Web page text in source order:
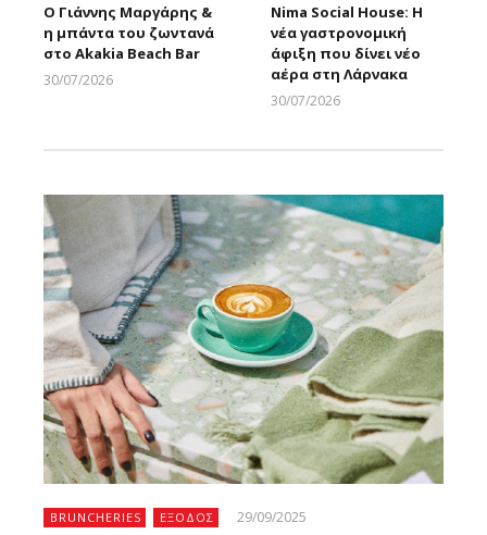
Ο Γιάννης Μαργάρης &
η μπάντα του ζωντανά
στο Akakia Beach Bar
30/07/2026
Nima Social House: Η
νέα γαστρονομική
άφιξη που δίνει νέο
αέρα στη Λάρνακα
30/07/2026
BRUNCHERIES ΕΞΟΔΟΣ 29/09/2025